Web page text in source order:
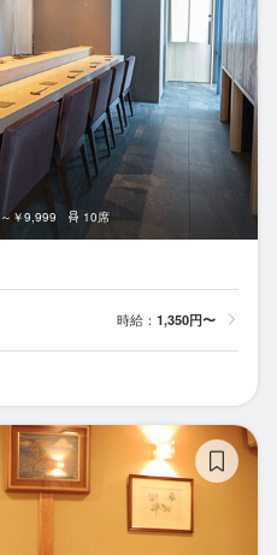
～￥9,999 10席
時給： 1,350円〜